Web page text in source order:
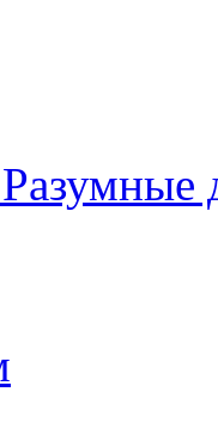
Разумные